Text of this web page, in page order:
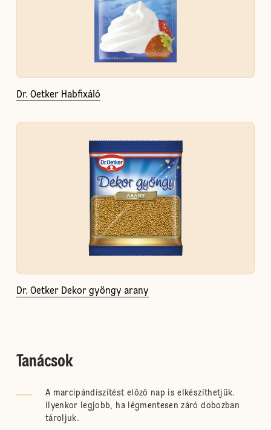
Dr. Oetker Habfixáló
Dr. Oetker Dekor gyöngy arany
Tanácsok
A marcipándíszítést előző nap is elkészíthetjük.
Ilyenkor legjobb, ha légmentesen záró dobozban
tároljuk.